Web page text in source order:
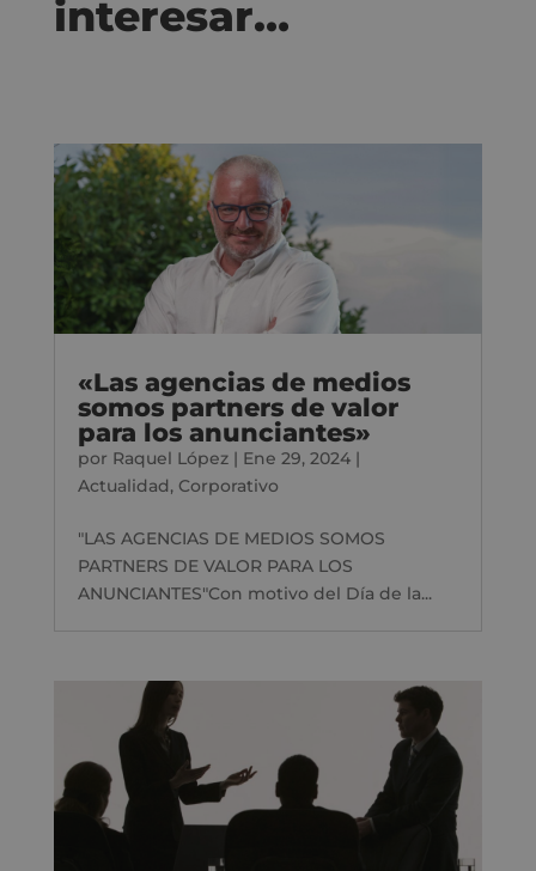
interesar…
«Las agencias de medios
somos partners de valor
para los anunciantes»
por Raquel López| Ene 29, 2024|
Actualidad, Corporativo
"LAS AGENCIAS DE MEDIOS SOMOS
PARTNERS DE VALOR PARA LOS
ANUNCIANTES"Con motivo del Día de la...